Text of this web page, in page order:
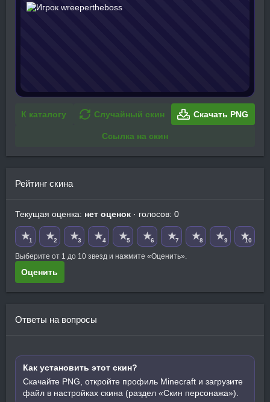
К каталогу Случайный скин Скачать PNG
Ссылка на скин
Рейтинг скина
Текущая оценка: нет оценок · голосов: 0
★1 ★2 ★3 ★4 ★5 ★6 ★7 ★8 ★9 ★10
Выберите от 1 до 10 звезд и нажмите «Оценить».
Оценить
Ответы на вопросы
Как установить этот скин?
Скачайте PNG, откройте профиль Minecraft и загрузите
файл в настройках скина (раздел «Скин персонажа»).